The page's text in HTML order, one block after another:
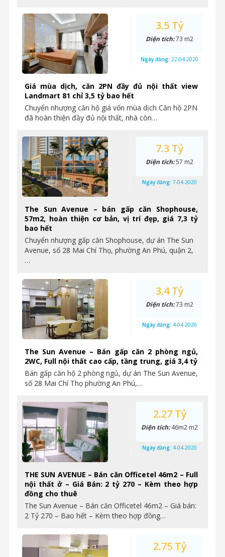
Giá mùa dịch, căn 2PN đầy đủ nội thất view
Landmart 81 chỉ 3,5 tỷ bao hết
Chuyển nhượng căn hộ giá vốn mùa dịch Căn hộ 2PN
đã hoàn thiện đầy đủ nội thất, nhà còn…
3.5 Tỷ
Diện tích:73 m2
Ngày đăng: 22-04-2020
The Sun Avenue – bán gấp căn Shophouse,
57m2, hoàn thiện cơ bản, vị trí đẹp, giá 7,3 tỷ
bao hết
Chuyển nhượng gấp căn Shophouse, dự án The Sun
Avenue, số 28 Mai Chí Thọ, phường An Phú, quận 2,
…
7.3 Tỷ
Diện tích:57 m2
Ngày đăng: 7-04-2020
The Sun Avenue – Bán gấp căn 2 phòng ngủ,
2WC, Full nội thất cao cấp, tầng trung, giá 3,4 tỷ
Bán gấp căn hộ 2 phòng ngủ, dự án The Sun Avenue,
số 28 Mai Chí Thọ phường An Phú,…
3.4 Tỷ
Diện tích:73 m2
Ngày đăng: 4-04-2020
THE SUN AVENUE – Bán căn Officetel 46m2 – Full
nội thất ở – Giá Bán: 2 tỷ 270 – Kèm theo hợp
đồng cho thuê
The Sun Avenue – Bán căn Officetel 46m2 – Giá bán:
2 Tỷ 270 – Bao hết – Kèm theo hợp đồng…
2.27 Tỷ
Diện tích:46m2 m2
Ngày đăng: 4-04-2020
2.75 Tỷ